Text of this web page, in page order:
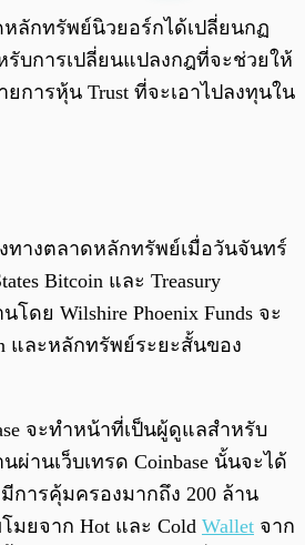
0:00 /
หลักทรัพย์นิวยอร์กได้เปลี่ยนกฏ
รับการเปลี่ยนแปลงกฎที่จะช่วยให้
การหุ้น Trust ที่จะเอาไปลงทุนใน
ทางตลาดหลักทรัพย์เมื่อวันจันทร์
Bitcoin และ Treasury
โดย Wilshire Phoenix Funds จะ
และหลักทรัพย์ระยะสั้นของ
จะทำหน้าที่เป็นผู้ดูแลสำหรับ
ผ่านเว็บเทรด Coinbase นั้นจะได้
การคุ้มครองมากถึง 200 ล้าน
มยจาก Hot และ Cold Wallet จาก